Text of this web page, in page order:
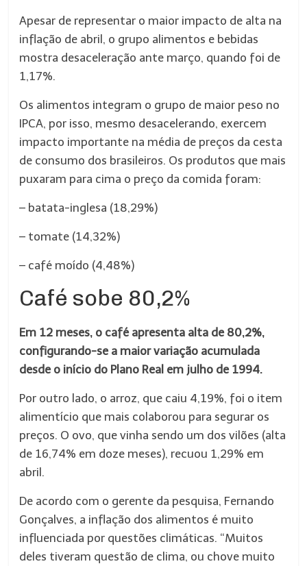
Apesar de representar o maior impacto de alta na
inflação de abril, o grupo alimentos e bebidas
mostra desaceleração ante março, quando foi de
1,17%.
Os alimentos integram o grupo de maior peso no
IPCA, por isso, mesmo desacelerando, exercem
impacto importante na média de preços da cesta
de consumo dos brasileiros. Os produtos que mais
puxaram para cima o preço da comida foram:
– batata-inglesa (18,29%)
– tomate (14,32%)
– café moído (4,48%)
Café sobe 80,2%
Em 12 meses, o café apresenta alta de 80,2%,
configurando-se a maior variação acumulada
desde o início do Plano Real em julho de 1994.
Por outro lado, o arroz, que caiu 4,19%, foi o item
alimentício que mais colaborou para segurar os
preços. O ovo, que vinha sendo um dos vilões (alta
de 16,74% em doze meses), recuou 1,29% em
abril.
De acordo com o gerente da pesquisa, Fernando
Gonçalves, a inflação dos alimentos é muito
influenciada por questões climáticas. “Muitos
deles tiveram questão de clima, ou chove muito